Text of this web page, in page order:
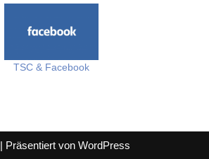
TSC & Facebook
| Präsentiert von WordPress